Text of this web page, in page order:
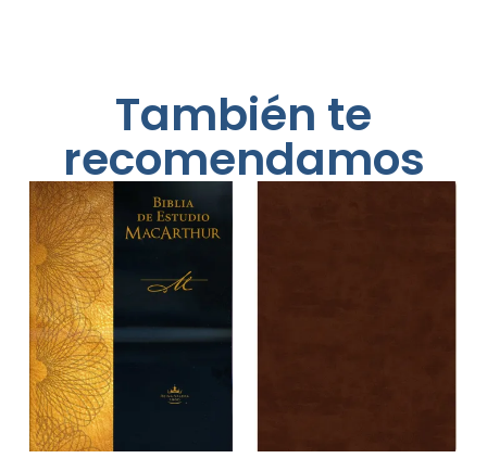
También te
recomendamos